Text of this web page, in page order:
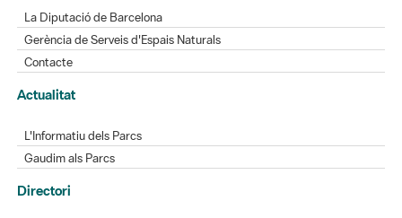
La Diputació de Barcelona
Gerència de Serveis d'Espais Naturals
Contacte
Actualitat
L'Informatiu dels Parcs
Gaudim als Parcs
Directori